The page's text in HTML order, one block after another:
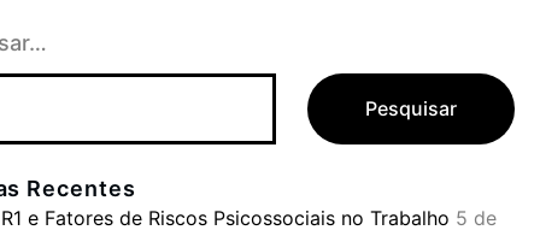
Recentes
e Fatores de Riscos Psicossociais no Trabalho 5 de